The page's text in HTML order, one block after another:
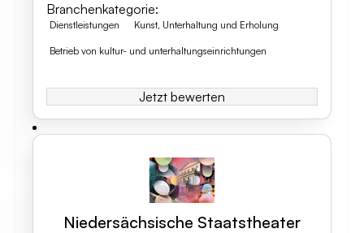
Branchenkategorie:
Dienstleistungen Kunst, Unterhaltung und Erholung
Betrieb von kultur- und unterhaltungseinrichtungen
Jetzt bewerten
Niedersächsische Staatstheater